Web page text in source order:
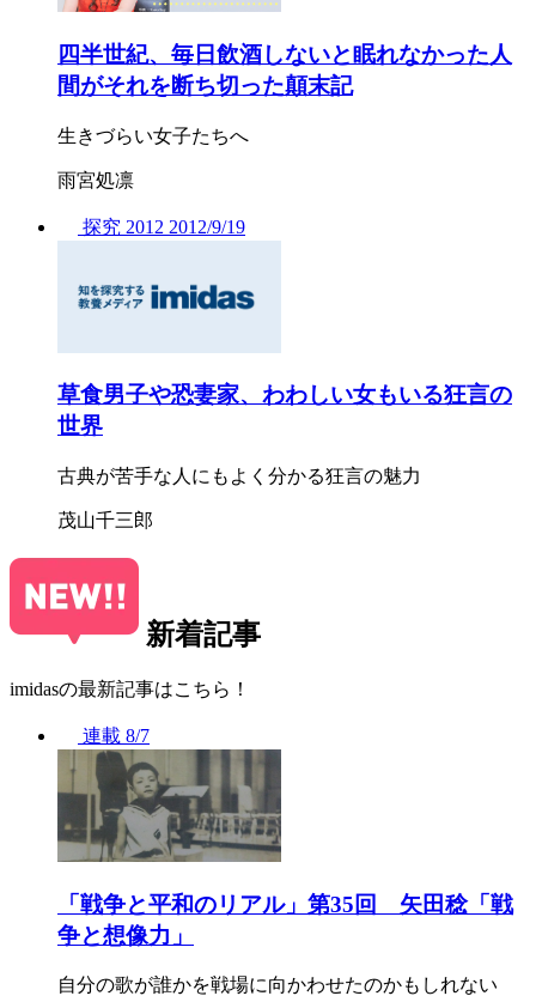
四半世紀、毎日飲酒しないと眠れなかった人
間がそれを断ち切った顛末記
生きづらい女子たちへ
雨宮処凛
探究 2012 2012/9/19
草食男子や恐妻家、わわしい女もいる狂言の
世界
古典が苦手な人にもよく分かる狂言の魅力
茂山千三郎
新着記事
imidasの最新記事はこちら！
連載 8/7
「戦争と平和のリアル」第35回 矢田稔「戦
争と想像力」
自分の歌が誰かを戦場に向かわせたのかもしれない